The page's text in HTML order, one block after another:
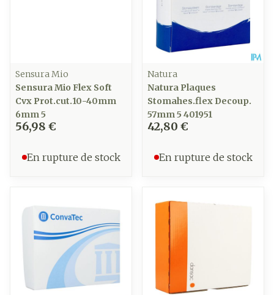
Sensura Mio
Sensura Mio Flex Soft
Cvx Prot.cut.10-40mm
6mm 5
56,98 €
En rupture de stock
Natura
Natura Plaques
Stomahes.flex Decoup.
57mm 5 401951
42,80 €
En rupture de stock